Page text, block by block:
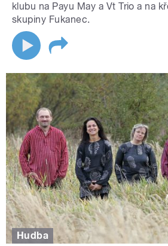
klubu na Payu May a Vt Trio a na
skupiny Fukanec.
Hudba